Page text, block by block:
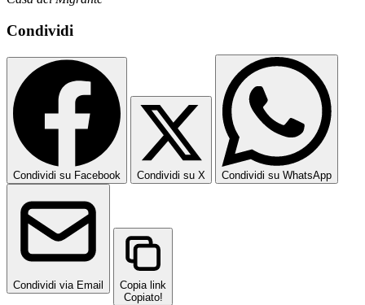
Condividi
Condividi su Facebook Condividi su X Condividi su WhatsApp
Condividi via Email
Copia link
Copiato!